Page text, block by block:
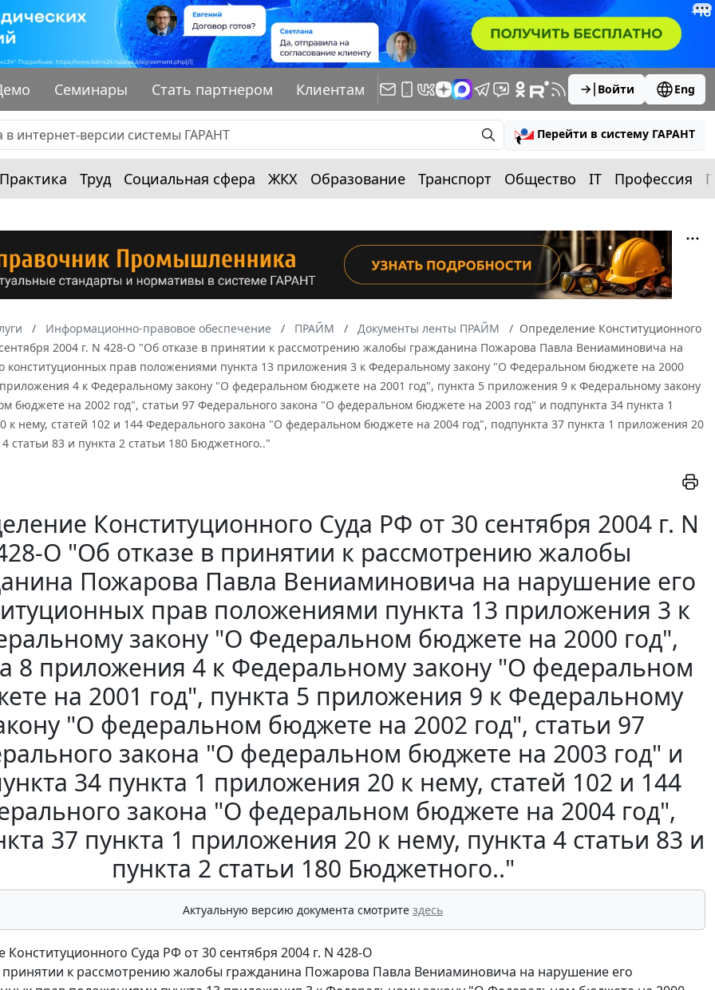
Семинары Стать партнером Клиентам Войти Eng
Перейти в систему ГАРАНТ
Практика Труд Социальная сфера ЖКХ Образование Транспорт Общество IT Профессия
Информационно-правовое обеспечение ПРАЙМ Документы ленты ПРАЙМ
Определение Конституционного
2004 г. N 428-О "Об отказе в принятии к рассмотрению жалобы гражданина Пожарова Павла Вениаминовича на
конституционных прав положениями пункта 13 приложения 3 к Федеральному закону "О Федеральном бюджете на 2000
4 к Федеральному закону "О федеральном бюджете на 2001 год", пункта 5 приложения 9 к Федеральному закону
бюджете на 2002 год", статьи 97 Федерального закона "О федеральном бюджете на 2003 год" и подпункта 34 пункта 1
к нему, статей 102 и 144 Федерального закона "О федеральном бюджете на 2004 год", подпункта 37 пункта 1 приложения 20
статьи 83 и пункта 2 статьи 180 Бюджетного.."
Конституционного Суда РФ от 30 сентября 2004 г. N
О "Об отказе в принятии к рассмотрению жалобы
Пожарова Павла Вениаминовича на нарушение его
прав положениями пункта 13 приложения 3 к
закону "О Федеральном бюджете на 2000 год",
8 приложения 4 к Федеральному закону "О федеральном
на 2001 год", пункта 5 приложения 9 к Федеральному
"О федеральном бюджете на 2002 год", статьи 97
закона "О федеральном бюджете на 2003 год" и
34 пункта 1 приложения 20 к нему, статей 102 и 144
закона "О федеральном бюджете на 2004 год",
37 пункта 1 приложения 20 к нему, пункта 4 статьи 83 и
пункта 2 статьи 180 Бюджетного.."
Актуальную версию документа смотрите здесь
Суда РФ от 30 сентября 2004 г. N 428-О
принятии к рассмотрению жалобы гражданина Пожарова Павла Вениаминовича на нарушение его